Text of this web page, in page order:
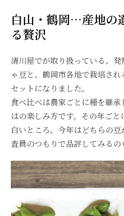
白山・鶴岡…産地の
る贅沢
清川屋でが取り扱っている、
ゃ豆と、鶴岡市各地で栽培さ
セットになりました。
食べ比べは農家ごとに種を継
はの楽しみ方です。その年ご
白いところ。今年はどちらの
査員のつもりで品評してみるの